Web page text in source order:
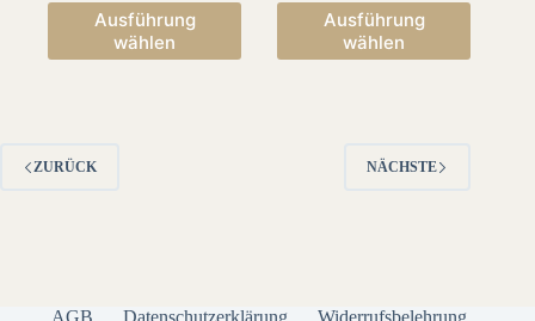
Ausführung
wählen
Dieses
Produkt
weist
Optionen
Ausführung
wählen
Dieses
Produkt
weist
ZURÜCK NÄCHSTE
AGB Datenschutzerklärung Widerrufsbelehrung